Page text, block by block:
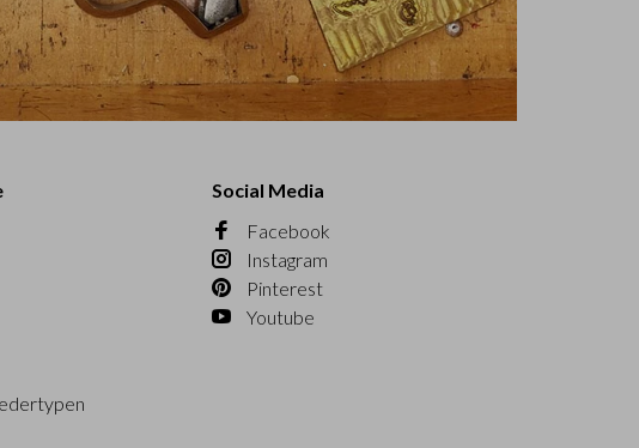
Social Media
Facebook
Instagram
Pinterest
Youtube